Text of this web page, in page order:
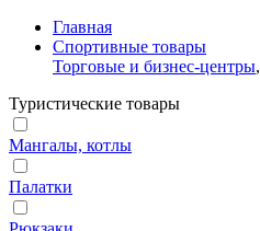
Главная
Спортивные товары
Торговые и бизнес-центры,
Туристические товары
Мангалы, котлы
Палатки